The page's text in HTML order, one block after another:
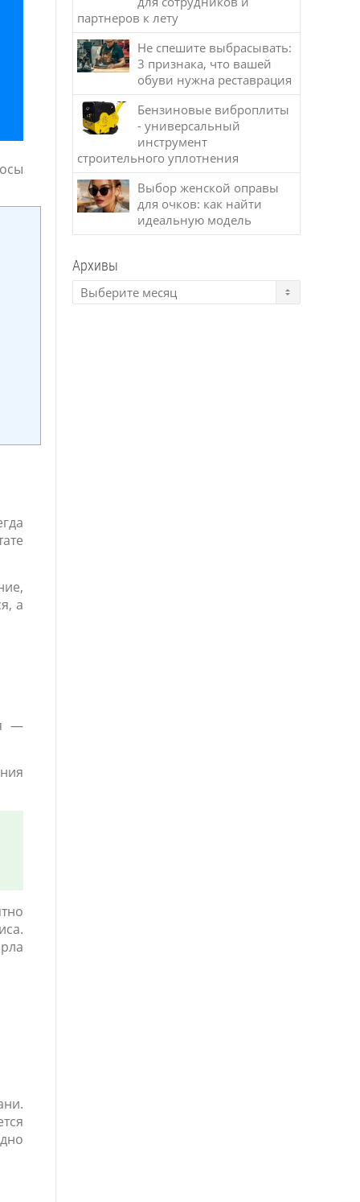
а
—
партнеров к лету
Не спешите выбрасывать:
3 признака, что вашей
обуви нужна реставрация
Бензиновые виброплиты
- универсальный
инструмент
строительного уплотнения
Выбор женской оправы
для очков: как найти
идеальную модель
Архивы